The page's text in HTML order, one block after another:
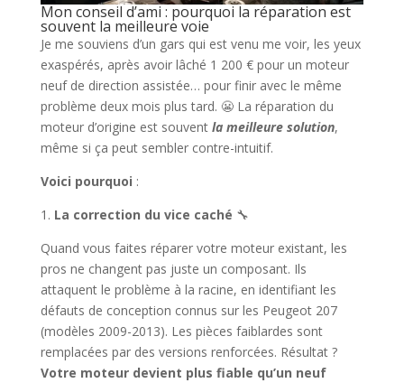
Mon conseil d’ami : pourquoi la réparation est
souvent la meilleure voie
Je me souviens d’un gars qui est venu me voir, les yeux
exaspérés, après avoir lâché 1 200 € pour un moteur
neuf de direction assistée… pour finir avec le même
problème deux mois plus tard. 😬 La réparation du
moteur d’origine est souvent la meilleure solution,
même si ça peut sembler contre-intuitif.
Voici pourquoi :
1. La correction du vice caché 🔧
Quand vous faites réparer votre moteur existant, les
pros ne changent pas juste un composant. Ils
attaquent le problème à la racine, en identifiant les
défauts de conception connus sur les Peugeot 207
(modèles 2009-2013). Les pièces faiblardes sont
remplacées par des versions renforcées. Résultat ?
Votre moteur devient plus fiable qu’un neuf